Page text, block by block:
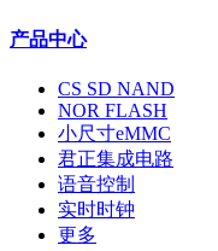
产品中心
CS SD NAND
NOR FLASH
小尺寸eMMC
君正集成电路
语音控制
实时时钟
更多